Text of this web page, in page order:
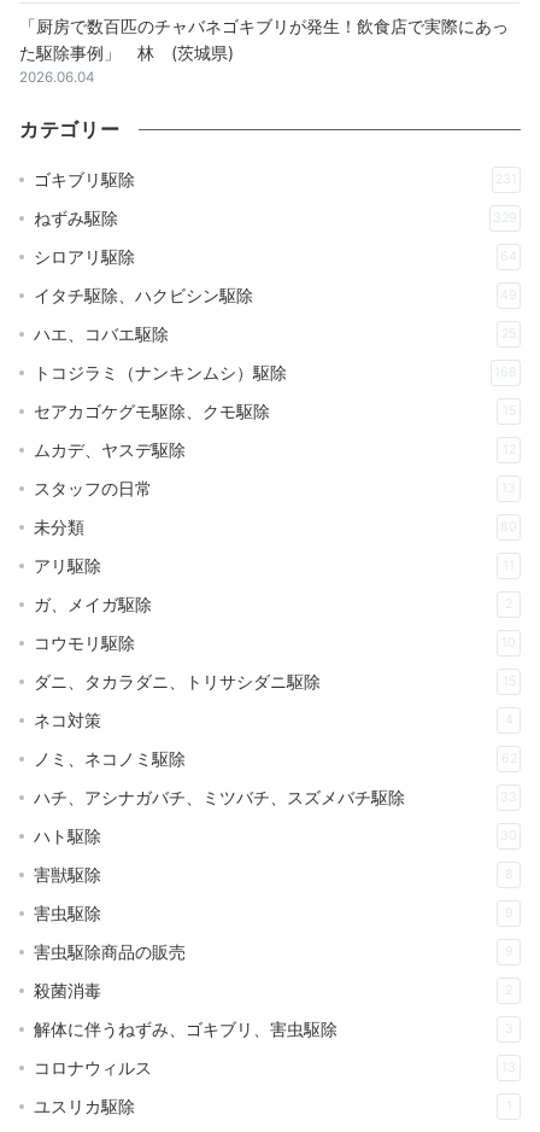
「厨房で数百匹のチャバネゴキブリが発生！飲食店で実際にあっ
た駆除事例」 林 (茨城県)
2026.06.04
カテゴリー
ゴキブリ駆除 231
ねずみ駆除 329
シロアリ駆除 64
イタチ駆除、ハクビシン駆除 49
ハエ、コバエ駆除 25
トコジラミ（ナンキンムシ）駆除 168
セアカゴケグモ駆除、クモ駆除 15
ムカデ、ヤスデ駆除 12
スタッフの日常 13
未分類 80
アリ駆除
ガ、メイガ駆除 2
コウモリ駆除 10
ダニ、タカラダニ、トリサシダニ駆除 15
ネコ対策 4
ノミ、ネコノミ駆除 62
ハチ、アシナガバチ、ミツバチ、スズメバチ駆除 33
ハト駆除 30
害獣駆除 8
害虫駆除 9
害虫駆除商品の販売 9
殺菌消毒 2
解体に伴うねずみ、ゴキブリ、害虫駆除 3
コロナウィルス 13
ユスリカ駆除